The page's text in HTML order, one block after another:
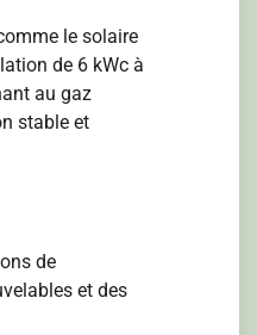
le solaire
de 6 kWc à
au gaz
stable et
de
et des